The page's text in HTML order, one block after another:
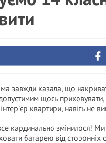
завжди казала, що
щось
квартири, навіть не
кардинально змінилося! Ми
батарею від сторонніх